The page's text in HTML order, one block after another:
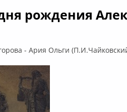
рождения
- Ария Ольги